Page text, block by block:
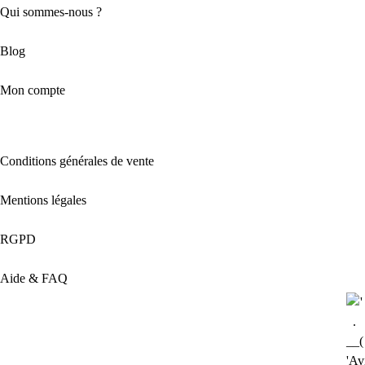
Qui sommes-nous ?
Blog
Mon compte
Conditions générales de vente
Mentions légales
RGPD
Aide & FAQ